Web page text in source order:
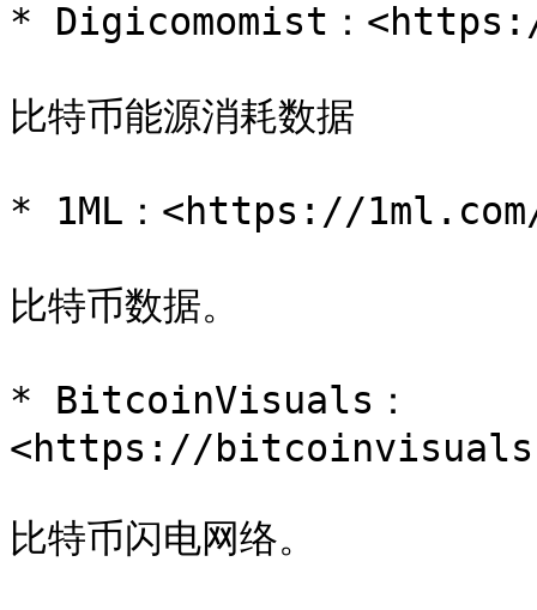
* Digicomomist：
比特币能源消耗数据
* 1ML：<https://
比特币数据。
* BitcoinVisuals：
<https://
比特币闪电网络。